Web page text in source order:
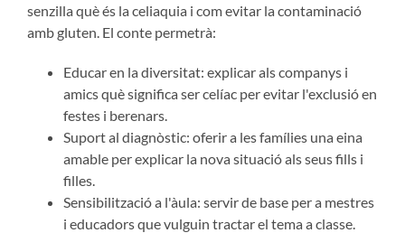
senzilla què és la celiaquia i com evitar la contaminació
amb gluten. El conte permetrà:
Educar en la diversitat: explicar als companys i
amics què significa ser celíac per evitar l'exclusió en
festes i berenars.
Suport al diagnòstic: oferir a les famílies una eina
amable per explicar la nova situació als seus fills i
filles.
Sensibilització a l'àula: servir de base per a mestres
i educadors que vulguin tractar el tema a classe.